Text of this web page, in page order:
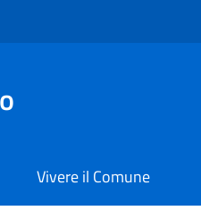
Vivere il Comune